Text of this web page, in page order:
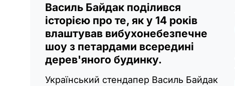
Василь Байдак поділився
історією про те, як у 14 років
влаштував вибухонебезпечне
шоу з петардами всередині
дерев'яного будинку.
Український стендапер Василь Байдак